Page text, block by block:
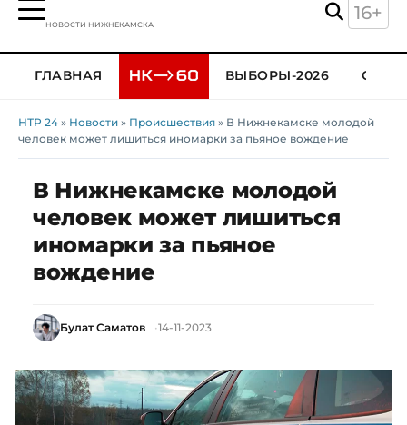
НОВОСТИ НИЖНЕКАМСКА
16+
ГЛАВНАЯ ВЫБОРЫ-2026
НТР 24 » Новости » Происшествия » В Нижнекамске молодой
человек может лишиться иномарки за пьяное вождение
В Нижнекамске молодой
человек может лишиться
иномарки за пьяное
вождение
Булат Саматов 14-11-2023